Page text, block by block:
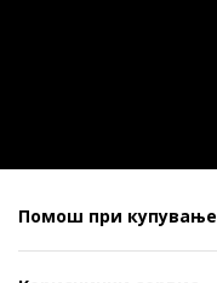
Помош при купување